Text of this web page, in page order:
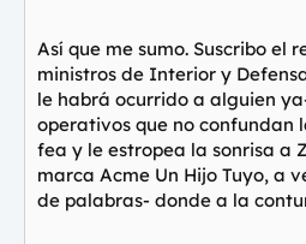
Así que me sumo. Suscribo
ministros de Interior y
le habrá ocurrido a alguien
operativos que no confundan
fea y le estropea la sonrisa a
marca Acme Un Hijo Tuyo, a
de palabras- donde a la